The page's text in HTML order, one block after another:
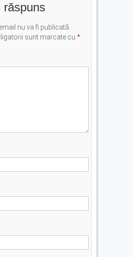
răspuns
nu va fi publicată.
sunt marcate cu *